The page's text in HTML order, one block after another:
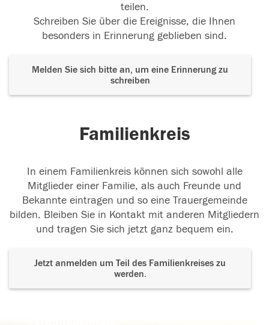
teilen.
Schreiben Sie über die Ereignisse, die Ihnen
besonders in Erinnerung geblieben sind.
Melden Sie sich bitte an, um eine Erinnerung zu
schreiben
Familienkreis
In einem Familienkreis können sich sowohl alle
Mitglieder einer Familie, als auch Freunde und
Bekannte eintragen und so eine Trauergemeinde
bilden. Bleiben Sie in Kontakt mit anderen Mitgliedern
und tragen Sie sich jetzt ganz bequem ein.
Jetzt anmelden um Teil des Familienkreises zu
werden.